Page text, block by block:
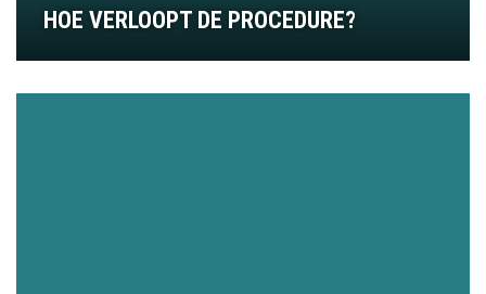
HOE VERLOOPT DE PROCEDURE?